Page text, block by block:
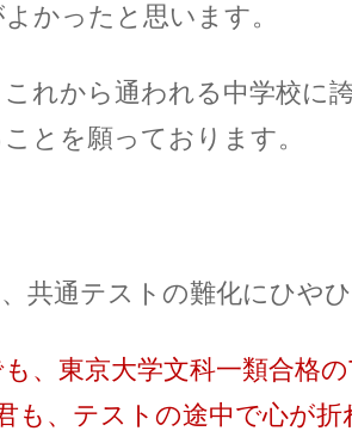
かったと思います。
れから通われる中学校に
とを願っております。
共通テストの難化にひや
、東京大学文科一類合格
も、テストの途中で心が